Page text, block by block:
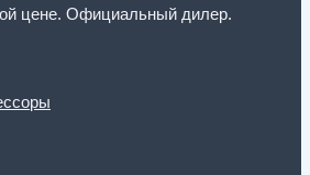
цене. Официальный дилер.